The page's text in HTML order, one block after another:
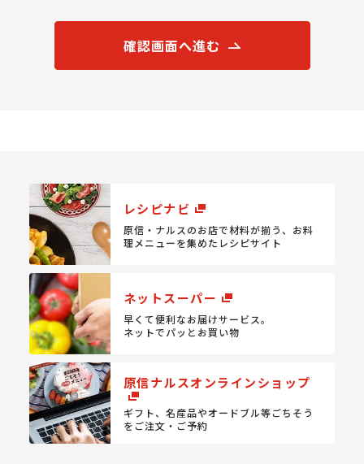
確認画面へ進む
レシピナビ
原信・ナルスのお店で材料が揃う、 お料
理メニューを集めたレシピサイト
ネットスーパー
早くて便利なお届けサービス。
ネットでパッとお買い物
原信ナルスオンラインショップ
ギフト、名産品やオードブル等ごちそう
をご注文・ご予約